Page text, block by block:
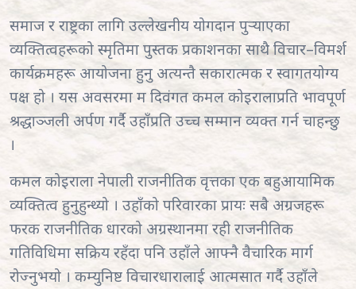
समाज र राष्ट्रका लागि उल्लेखनीय योगदान पुर्‍याएका
व्यक्तित्वहरूको स्मृतिमा पुस्तक प्रकाशनका साथै विचार–विमर्श
कार्यक्रमहरू आयोजना हुनु अत्यन्तै सकारात्मक र स्वागतयोग्य
पक्ष हो । यस अवसरमा म दिवंगत कमल कोइरालाप्रति भावपूर्ण
श्रद्धाञ्जली अर्पण गर्दै उहाँप्रति उच्च सम्मान व्यक्त गर्न चाहन्छु
।
कमल कोइराला नेपाली राजनीतिक वृत्तका एक बहुआयामिक
व्यक्तित्व हुनुहुन्थ्यो । उहाँको परिवारका प्रायः सबै अग्रजहरू
फरक राजनीतिक धारको अग्रस्थानमा रही राजनीतिक
गतिविधिमा सक्रिय रहँदा पनि उहाँले आफ्नै वैचारिक मार्ग
रोज्नुभयो । कम्युनिष्ट विचारधारालाई आत्मसात गर्दै उहाँले